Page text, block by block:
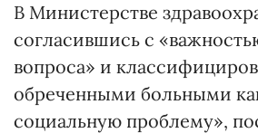
В Министерстве
согласившись с
вопроса» и
обреченными больными
социальную проблему»,